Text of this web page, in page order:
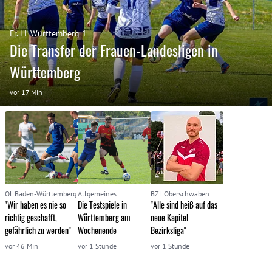
Fr. LL Württemberg 1
Die Transfer der Frauen-Landesligen in
Württemberg
vor 17 Min
OL Baden-Württemberg
"Wir haben es nie so
richtig geschafft,
gefährlich zu werden"
vor 46 Min
Allgemeines
Die Testspiele in
Württemberg am
Wochenende
vor 1 Stunde
BZL Oberschwaben
"Alle sind heiß auf das
neue Kapitel
Bezirksliga"
vor 1 Stunde